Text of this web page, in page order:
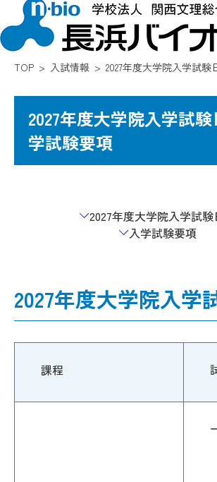
TOP 入試情報 2027年度大学院入学試
2027年度大学院入学試
学試験要項
2027年度大学院入学試
入学試験要項
2027年度大学院入学
課程